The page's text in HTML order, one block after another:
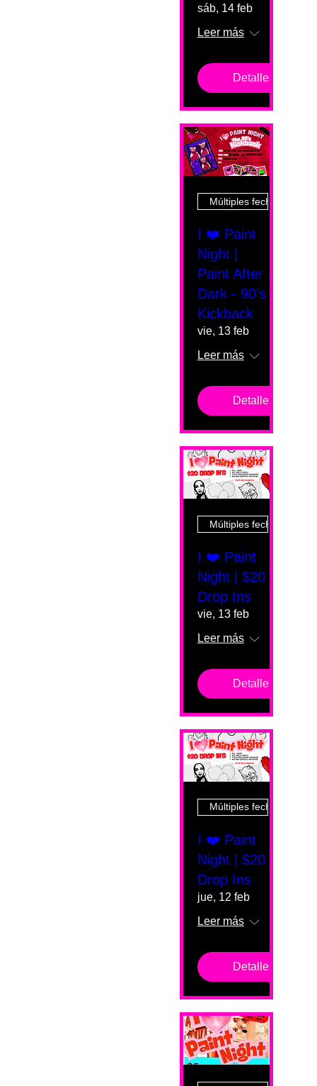
sáb, 14 feb
Leer más
Detalles
Múltiples fechas
I ❤️ Paint
Night |
Paint After
Dark - 90's
Kickback
vie, 13 feb
Leer más
Detalles
Múltiples fechas
I ❤️ Paint
Night | $20
Drop Ins
vie, 13 feb
Leer más
Detalles
Múltiples fechas
I ❤️ Paint
Night | $20
Drop Ins
jue, 12 feb
Leer más
Detalles